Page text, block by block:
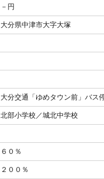
－円
大分県中津市大字大塚
大分交通「ゆめタウン前」バス
北部小学校／城北中学校
６０％
２００％